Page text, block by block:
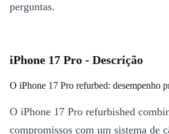
perguntas.
iPhone 17 Pro - Descrição
O iPhone 17 Pro refurbed: desempenho
O iPhone 17 Pro refurbished
compromissos com um sistema de